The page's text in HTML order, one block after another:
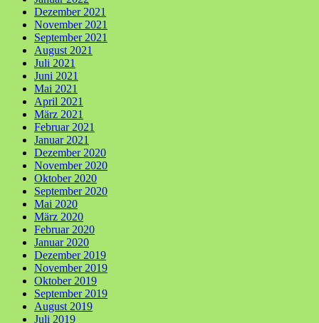
Dezember 2021
November 2021
September 2021
August 2021
Juli 2021
Juni 2021
Mai 2021
April 2021
März 2021
Februar 2021
Januar 2021
Dezember 2020
November 2020
Oktober 2020
September 2020
Mai 2020
März 2020
Februar 2020
Januar 2020
Dezember 2019
November 2019
Oktober 2019
September 2019
August 2019
Juli 2019